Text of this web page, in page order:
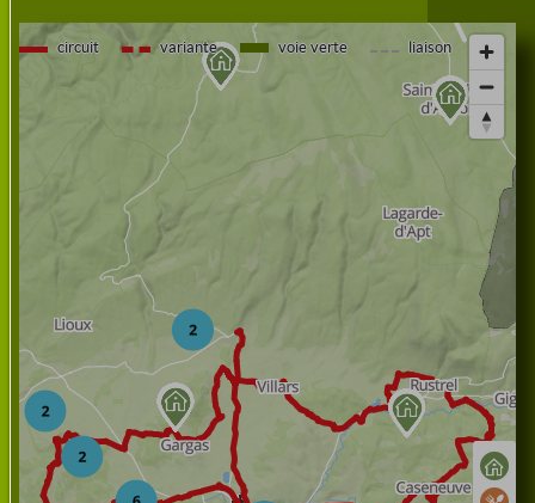
circuit variante voie verte liaison